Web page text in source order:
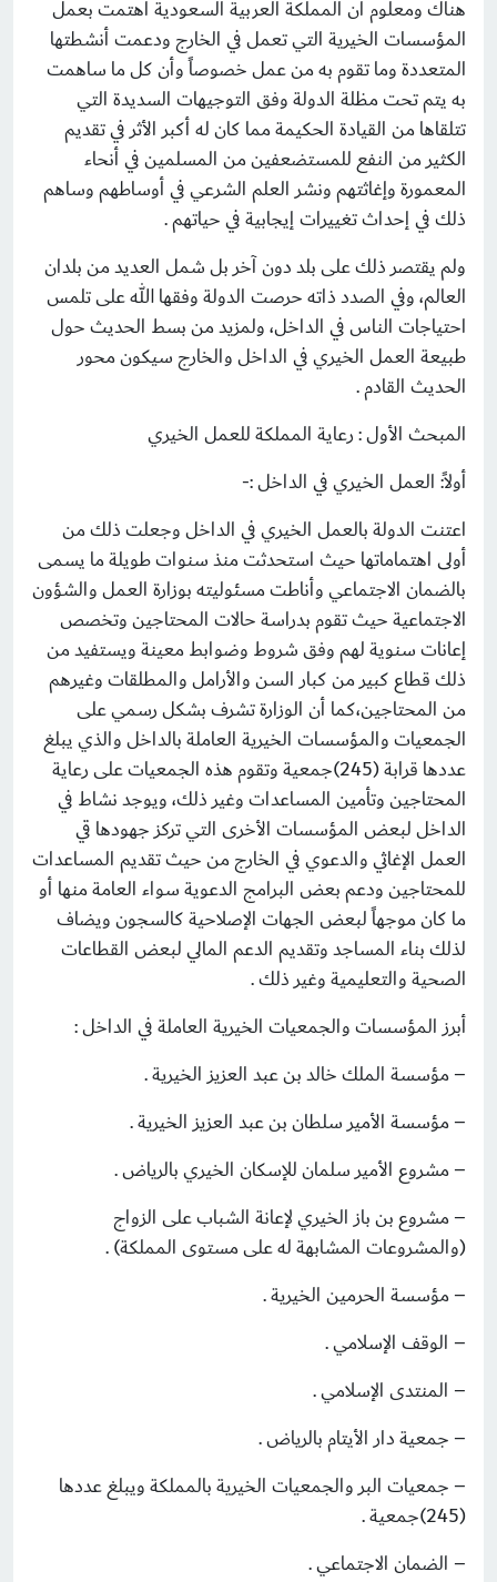
هناك ومعلوم أن المملكة العربية السعودية اهتمت بعمل
المؤسسات الخيرية التي تعمل في الخارج ودعمت أنشطتها
المتعددة وما تقوم به من عمل خصوصاً وأن كل ما ساهمت
به يتم تحت مظلة الدولة وفق التوجيهات السديدة التي
تتلقاها من القيادة الحكيمة مما كان له أكبر الأثر في تقديم
الكثير من النفع للمستضعفين من المسلمين في أنحاء
المعمورة وإغاثتهم ونشر العلم الشرعي في أوساطهم وساهم
ذلك في إحداث تغييرات إيجابية في حياتهم .
ولم يقتصر ذلك على بلد دون آخر بل شمل العديد من بلدان
العالم، وفي الصدد ذاته حرصت الدولة وفقها الله على تلمس
احتياجات الناس في الداخل، ولمزيد من بسط الحديث حول
طبيعة العمل الخيري في الداخل والخارج سيكون محور
الحديث القادم .
المبحث الأول : رعاية المملكة للعمل الخيري
أولاً: العمل الخيري في الداخل :-
اعتنت الدولة بالعمل الخيري في الداخل وجعلت ذلك من
أولى اهتماماتها حيث استحدثت منذ سنوات طويلة ما يسمى
بالضمان الاجتماعي وأناطت مسئوليته بوزارة العمل والشؤون
الاجتماعية حيث تقوم بدراسة حالات المحتاجين وتخصص
إعانات سنوية لهم وفق شروط وضوابط معينة ويستفيد من
ذلك قطاع كبير من كبار السن والأرامل والمطلقات وغيرهم
من المحتاجين،كما أن الوزارة تشرف بشكل رسمي على
الجمعيات والمؤسسات الخيرية العاملة بالداخل والذي يبلغ
عددها قرابة (245)جمعية وتقوم هذه الجمعيات على رعاية
المحتاجين وتأمين المساعدات وغير ذلك، ويوجد نشاط في
الداخل لبعض المؤسسات الأخرى التي تركز جهودها قي
العمل الإغاثي والدعوي في الخارج من حيث تقديم المساعدات
للمحتاجين ودعم بعض البرامج الدعوية سواء العامة منها أو
ما كان موجهاً لبعض الجهات الإصلاحية كالسجون ويضاف
لذلك بناء المساجد وتقديم الدعم المالي لبعض القطاعات
الصحية والتعليمية وغير ذلك .
أبرز المؤسسات والجمعيات الخيرية العاملة في الداخل :
– مؤسسة الملك خالد بن عبد العزيز الخيرية .
– مؤسسة الأمير سلطان بن عبد العزيز الخيرية .
– مشروع الأمير سلمان للإسكان الخيري بالرياض .
– مشروع بن باز الخيري لإعانة الشباب على الزواج
(والمشروعات المشابهة له على مستوى المملكة) .
– مؤسسة الحرمين الخيرية .
– الوقف الإسلامي .
– المنتدى الإسلامي .
– جمعية دار الأيتام بالرياض .
– جمعيات البر والجمعيات الخيرية بالمملكة ويبلغ عددها
(245)جمعية .
– الضمان الاجتماعي .